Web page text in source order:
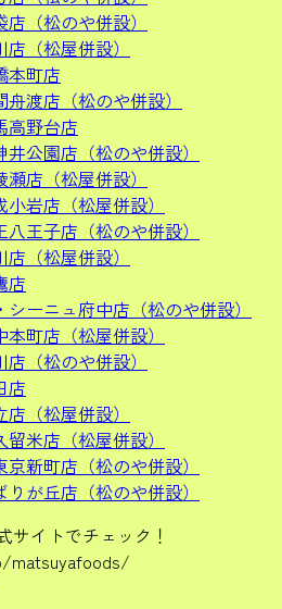
（松のや併設）
（松屋併設）
本町店
渡店（松のや併設）
高野台店
公園店（松のや併設）
店（松屋併設）
岩店（松屋併設）
王子店（松のや併設）
（松屋併設）
店
ーニュ府中店（松のや併設）
町店（松屋併設）
（松のや併設）
店
（松屋併設）
米店（松屋併設）
新町店（松のや併設）
が丘店（松のや併設）
サイトでチェック！
matsuyafoods/